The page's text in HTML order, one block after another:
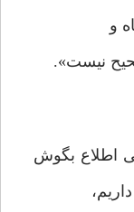
و
نیست».
اطلاع بگوش